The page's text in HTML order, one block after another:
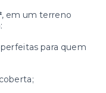
, em um terreno
para quem